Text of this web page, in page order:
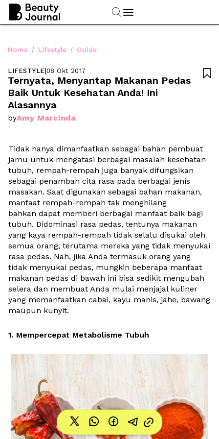
Home / Lifestyle / Guide
LIFESTYLE|08 Okt 2017
Ternyata, Menyantap Makanan Pedas
Baik Untuk Kesehatan Anda! Ini
Alasannya
byAmy Marcinda

Tidak hanya dimanfaatkan sebagai bahan pembuat
jamu untuk mengatasi berbagai masalah kesehatan
tubuh, rempah-rempah juga banyak difungsikan
sebagai penambah cita rasa pada berbagai jenis
masakan. Saat digunakan sebagai bahan makanan,
manfaat rempah-rempah tak menghilang
bahkan dapat memberi berbagai manfaat baik bagi
tubuh. Didominasi rasa pedas, tentunya makanan
yang kaya rempah-rempah tidak selalu disukai oleh
semua orang, terutama mereka yang tidak menyukai
rasa pedas. Nah, jika Anda termasuk orang yang
tidak menyukai pedas, mungkin beberapa manfaat
makanan pedas di bawah ini bisa sedikit mengubah
selera dan membuat Anda mulai menjajal kuliner
yang memanfaatkan cabai, kayu manis, jahe, bawang
maupun kunyit.
1. Mempercepat Metabolisme Tubuh